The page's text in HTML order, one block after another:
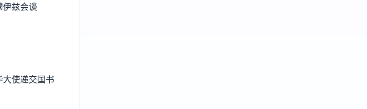
伊兹会谈
大使递交国书